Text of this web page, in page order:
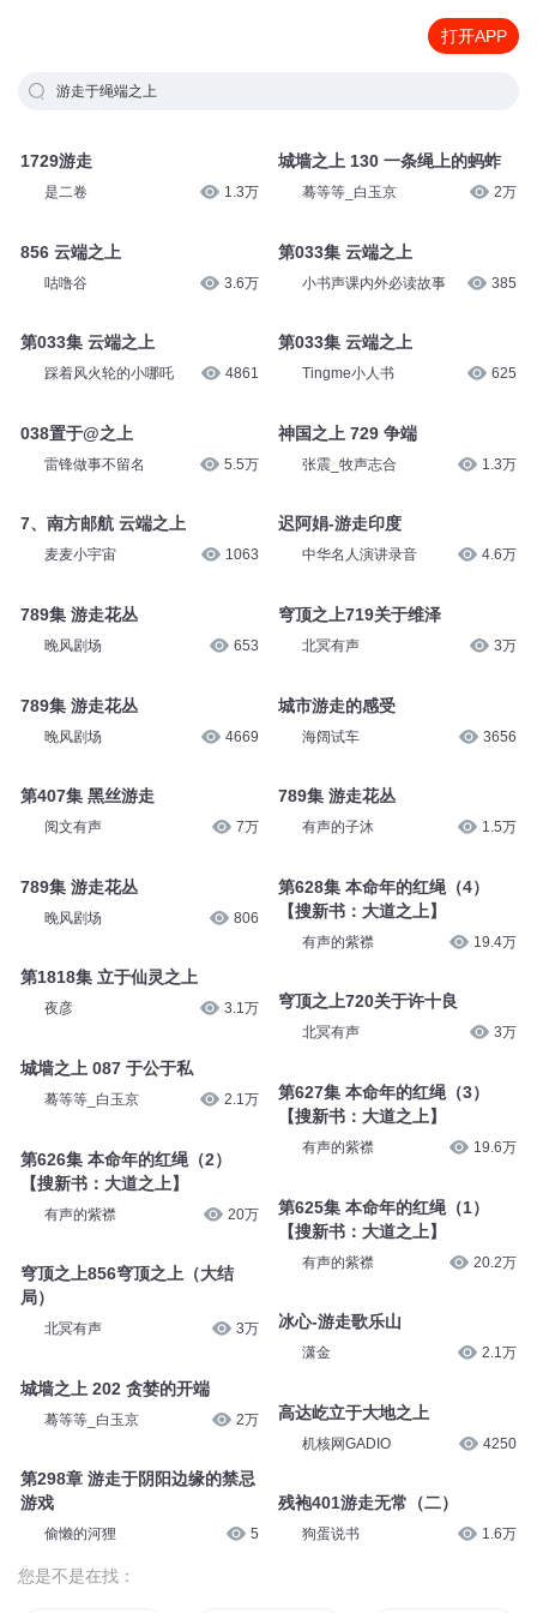
打开APP
游走于绳端之上
1729游走
是二卷 1.3万
856 云端之上
咕噜谷 3.6万
第033集 云端之上
踩着风火轮的小哪吒 4861
038置于@之上
雷锋做事不留名 5.5万
7、南方邮航 云端之上
麦麦小宇宙 1063
789集 游走花丛
晚风剧场 653
789集 游走花丛
晚风剧场 4669
第407集 黑丝游走
阅文有声 7万
789集 游走花丛
晚风剧场 806
第1818集 立于仙灵之上
夜彦 3.1万
城墙之上 087 于公于私
蓦等等_白玉京 2.1万
第626集 本命年的红绳（2）
【搜新书：大道之上】
有声的紫襟 20万
穹顶之上856穹顶之上（大结
局）
北冥有声 3万
城墙之上 202 贪婪的开端
蓦等等_白玉京 2万
第298章 游走于阴阳边缘的禁忌
游戏
偷懒的河狸 5
城墙之上 130 一条绳上的蚂蚱
蓦等等_白玉京 2万
第033集 云端之上
小书声课内外必读故事 385
第033集 云端之上
Tingme小人书 625
神国之上 729 争端
张震_牧声志合 1.3万
迟阿娟-游走印度
中华名人演讲录音 4.6万
穹顶之上719关于维泽
北冥有声 3万
城市游走的感受
海阔试车 3656
789集 游走花丛
有声的子沐 1.5万
第628集 本命年的红绳（4）
【搜新书：大道之上】
有声的紫襟 19.4万
穹顶之上720关于许十良
北冥有声 3万
第627集 本命年的红绳（3）
【搜新书：大道之上】
有声的紫襟 19.6万
第625集 本命年的红绳（1）
【搜新书：大道之上】
有声的紫襟 20.2万
冰心-游走歌乐山
潇金 2.1万
高达屹立于大地之上
机核网GADIO 4250
残袍401游走无常（二）
狗蛋说书 1.6万
您是不是在找：